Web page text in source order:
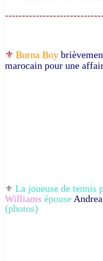
⚜️ Burna Boy
marocain pour une
⚜️ La joueuse de tennis
Williams épouse
(photos)